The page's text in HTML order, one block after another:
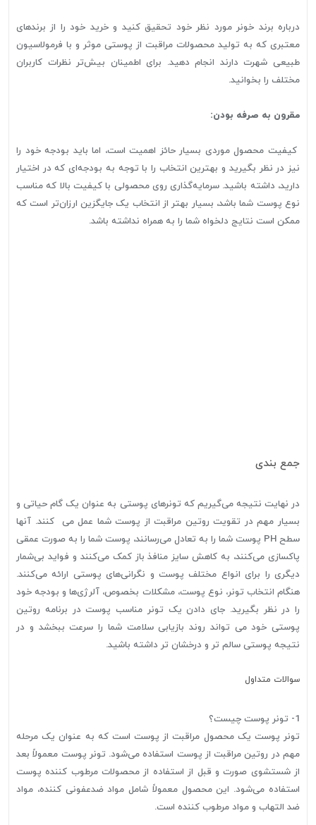
درباره برند خونر مورد نظر خود تحقیق کنید و خرید خود را از برندهای
معتبری که به تولید محصولات مراقبت از پوستی موثر و با فرمولاسیون
طبیعی شهرت دارند انجام دهید. برای اطمینان بیش‌تر نظرات کاربران
مختلف را بخوانید.
مقرون به صرفه بودن:
کیفیت محصول موردی بسیار حائز اهمیت است، اما باید بودجه خود را
نیز در نظر بگیرید و بهترین انتخاب را با توجه به بودجه‌ای که در اختیار
دارید، داشته باشید. سرمایه‌گذاری روی محصولی با کیفیت بالا که مناسب
نوع پوست شما باشد، بسیار بهتر از انتخاب یک جایگزین ارزان‌تر است که
ممکن است نتایج دلخواه شما را به همراه نداشته باشد.
جمع‌ بندی
در نهایت نتیجه می‌گیریم که تونرهای پوستی به عنوان یک گام حیاتی و
بسیار مهم در تقویت روتین مراقبت از پوست شما عمل می کنند. آنها
سطح PH پوست شما را به تعادل می‌رسانند، پوست شما را به صورت عمقی
پاکسازی می‌کنند، به کاهش سایز منافذ باز کمک می‌کنند و فواید بی‌شمار
دیگری را برای انواع مختلف پوست و نگرانی‌های پوستی ارائه می‌کنند.
هنگام انتخاب تونر، نوع پوست، مشکلات بخصوص، آلرژی‌ها و بودجه خود
را در نظر بگیرید. جای دادن یک تونر مناسب پوست در برنامه روتین
پوستی خود می تواند روند بازیابی سلامت شما را سرعت ببخشد و در
نتیجه پوستی سالم تر و درخشان تر داشته باشید.
سوالات متداول
1- تونر پوست چیست؟
تونر پوست یک محصول مراقبت از پوست است که به عنوان یک مرحله
مهم در روتین مراقبت از پوست استفاده می‌شود. تونر پوست معمولاً بعد
از شستشوی صورت و قبل از استفاده از محصولات مرطوب کننده پوست
استفاده می‌شود. این محصول معمولاً شامل مواد ضدعفونی کننده، مواد
ضد التهاب و مواد مرطوب کننده است.